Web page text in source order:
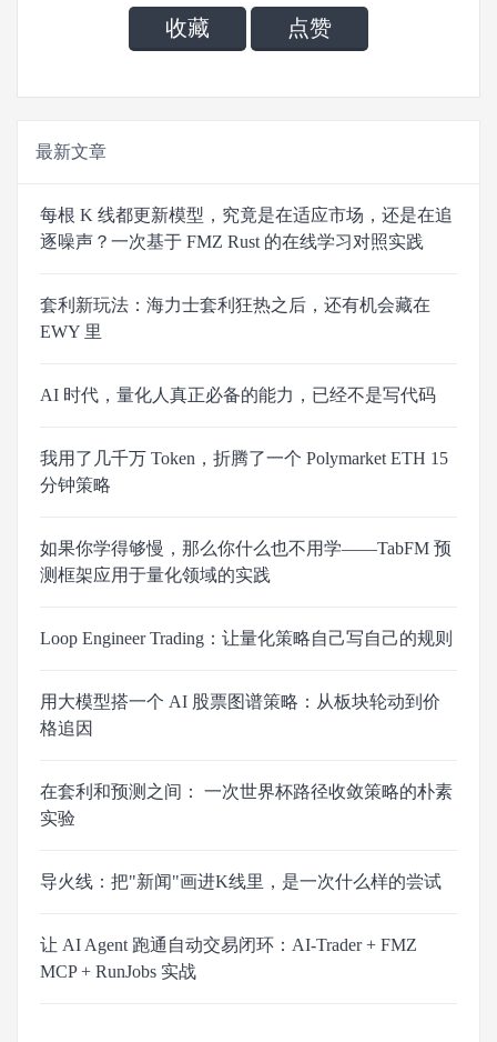
收藏 点赞
最新文章
每根 K 线都更新模型，究竟是在适应市场，还是在追
逐噪声？一次基于 FMZ Rust 的在线学习对照实践
套利新玩法：海力士套利狂热之后，还有机会藏在
EWY 里
AI 时代，量化人真正必备的能力，已经不是写代码
我用了几千万 Token，折腾了一个 Polymarket ETH 15
分钟策略
如果你学得够慢，那么你什么也不用学——TabFM 预
测框架应用于量化领域的实践
Loop Engineer Trading：让量化策略自己写自己的规则
用大模型搭一个 AI 股票图谱策略：从板块轮动到价
格追因
在套利和预测之间： 一次世界杯路径收敛策略的朴素
实验
导火线：把"新闻"画进K线里，是一次什么样的尝试
让 AI Agent 跑通自动交易闭环：AI-Trader + FMZ
MCP + RunJobs 实战